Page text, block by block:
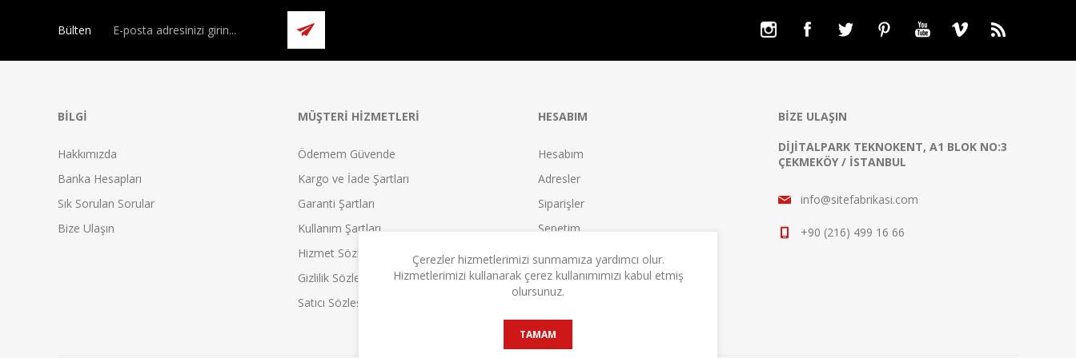
Bülten
BILGI
Hakkımızda
Banka Hesapları
Sık Sorulan Sorular
Bize Ulaşın
MÜŞTERI HIZMETLERI
Ödemem Güvende
Kargo ve İade Şartları
Garanti Şartları
Kullanım Şartları
Hizmet Sözleşmesi
Gizlilik Sözleşmesi
Satıcı Sözleşmesi
HESABIM
Hesabım
Adresler
Siparişler
Sepetim
Karşılaştır
BIZE ULAŞIN
DIJITALPARK TEKNOKENT, A1 BLOK NO:3
ÇEKMEKÖY / İSTANBUL
info@sitefabrikasi.com
+90 (216) 499 16 66
Çerezler hizmetlerimizi sunmamıza yardımcı olur.
Hizmetlerimizi kullanarak çerez kullanımımızı kabul etmiş
olursunuz.
TAMAM